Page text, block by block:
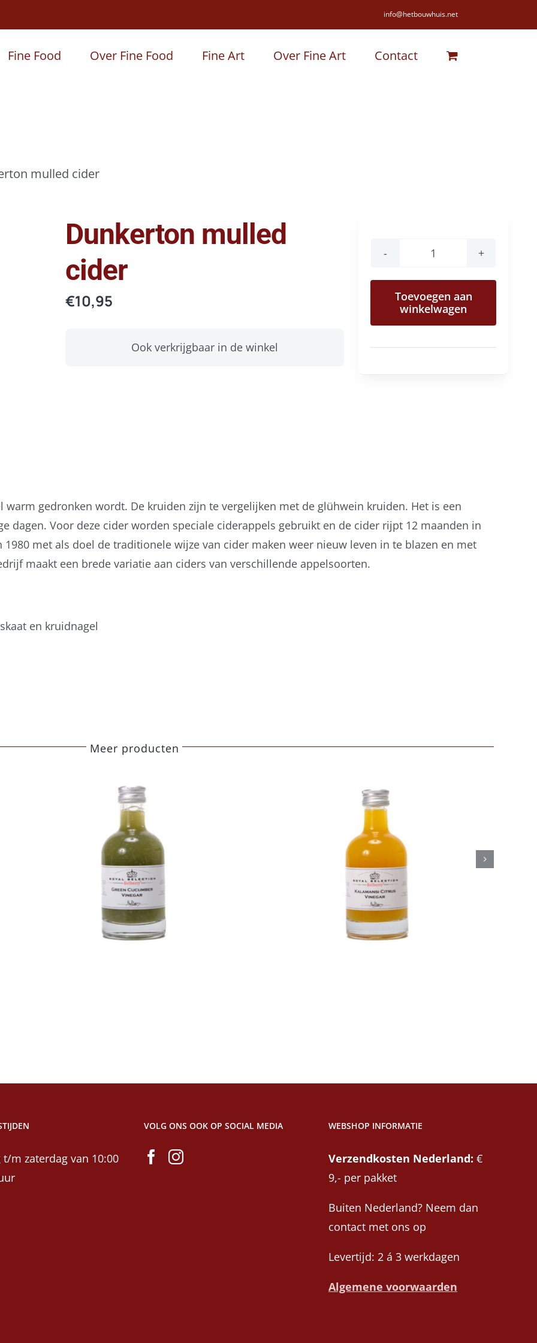
info@hetbouwhuis.net
Fine Food Over Fine Food Fine Art Over Fine Art Contact
mulled cider
Dunkerton mulled
cider
€10,95
Ook verkrijgbaar in de winkel
Dunkerton
mulled
cider
aantal
Toevoegen aan
winkelwagen
gedronken wordt. De kruiden zijn te vergelijken met de glühwein kruiden. Het is een
dagen. Voor deze cider worden speciale ciderappels gebruikt en de cider rijpt 12 maanden in
met als doel de traditionele wijze van cider maken weer nieuw leven in te blazen en met
maakt een brede variatie aan ciders van verschillende appelsoorten.
en kruidnagel
Meer producten
Belberry sinaasappel
azijn
Azijn Fine food
€8,50
Toevoegen aan
Belberry Camaroon
mango azijn
Azijn Fine food
€8,50
Toevoegen aan
t/m zaterdag van 10:00
VOLG ONS OOK OP SOCIAL MEDIA WEBSHOP INFORMATIE
Verzendkosten Nederland: €
9,- per pakket
Buiten Nederland? Neem dan
contact met ons op
Levertijd: 2 á 3 werkdagen
Algemene voorwaarden